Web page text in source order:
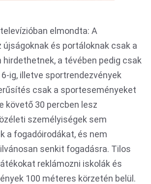
elmondta: A
újságoknak és portáloknak csak a
a tévében pedig csak
ig, illetve sportrendezvények
csak a sporteseményeket
követő 30 percben lesz
személyiségek sem
a fogadóirodákat, és nem
senkit fogadásra. Tilos
reklámozni iskolák és
100 méteres körzetén belül.